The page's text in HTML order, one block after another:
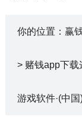
你的位置： 赢
> 赌钱app下载
游戏软件·(中